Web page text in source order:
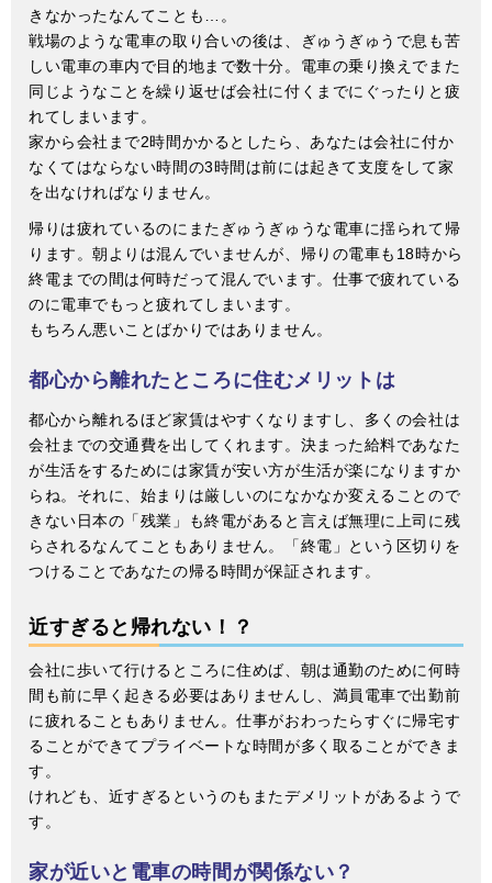
きなかったなんてことも…。
戦場のような電車の取り合いの後は、ぎゅうぎゅうで息も苦
しい電車の車内で目的地まで数十分。電車の乗り換えでまた
同じようなことを繰り返せば会社に付くまでにぐったりと疲
れてしまいます。
家から会社まで2時間かかるとしたら、あなたは会社に付か
なくてはならない時間の3時間は前には起きて支度をして家
を出なければなりません。
帰りは疲れているのにまたぎゅうぎゅうな電車に揺られて帰
ります。朝よりは混んでいませんが、帰りの電車も18時から
終電までの間は何時だって混んでいます。仕事で疲れている
のに電車でもっと疲れてしまいます。
もちろん悪いことばかりではありません。
都心から離れたところに住むメリットは
都心から離れるほど家賃はやすくなりますし、多くの会社は
会社までの交通費を出してくれます。決まった給料であなた
が生活をするためには家賃が安い方が生活が楽になりますか
らね。それに、始まりは厳しいのになかなか変えることので
きない日本の「残業」も終電があると言えば無理に上司に残
らされるなんてこともありません。「終電」という区切りを
つけることであなたの帰る時間が保証されます。
近すぎると帰れない！？
会社に歩いて行けるところに住めば、朝は通勤のために何時
間も前に早く起きる必要はありませんし、満員電車で出勤前
に疲れることもありません。仕事がおわったらすぐに帰宅す
ることができてプライベートな時間が多く取ることができま
す。
けれども、近すぎるというのもまたデメリットがあるようで
す。
家が近いと電車の時間が関係ない？